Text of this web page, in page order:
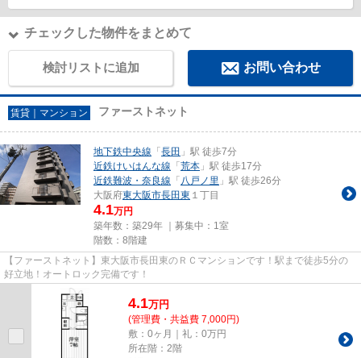
チェックした物件をまとめて
検討リストに追加 お問い合わせ
賃貸｜マンション ファーストネット
地下鉄中央線 「 長田 」駅 徒歩7分
近鉄けいはんな線 「 荒本 」駅 徒歩17分
近鉄難波・奈良線 「 八戸ノ里 」駅 徒歩26分
大阪府東大阪市長田東 １丁目
4.1万円
築年数：築29年 ｜募集中： 1室
階数：8階建
【ファーストネット】東大阪市長田東のＲＣマンションです！駅まで徒歩5分の
好立地！オートロック完備です！
4.1万円
(管理費・共益費 7,000円)
敷：0ヶ月｜礼：0万円
所在階：2階